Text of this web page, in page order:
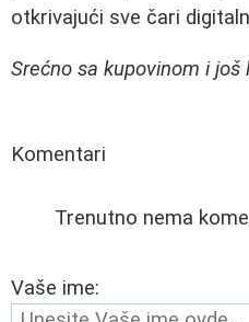
otkrivajući sve čari
Srećno sa kupovinom i
Komentari
Trenutno nema
Vaše ime: